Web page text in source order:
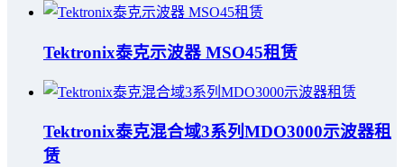
Tektronix泰克示波器 MSO45租赁
Tektronix泰克混合域3系列MDO3000示波器租
赁